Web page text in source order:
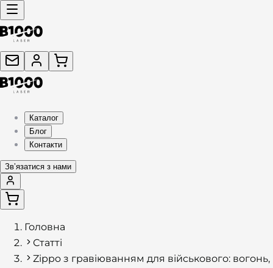
Каталог
Блог
Контакти
Звʼязатися з нами
Головна
Статті
Zippo з гравіюванням для військового: вогонь,